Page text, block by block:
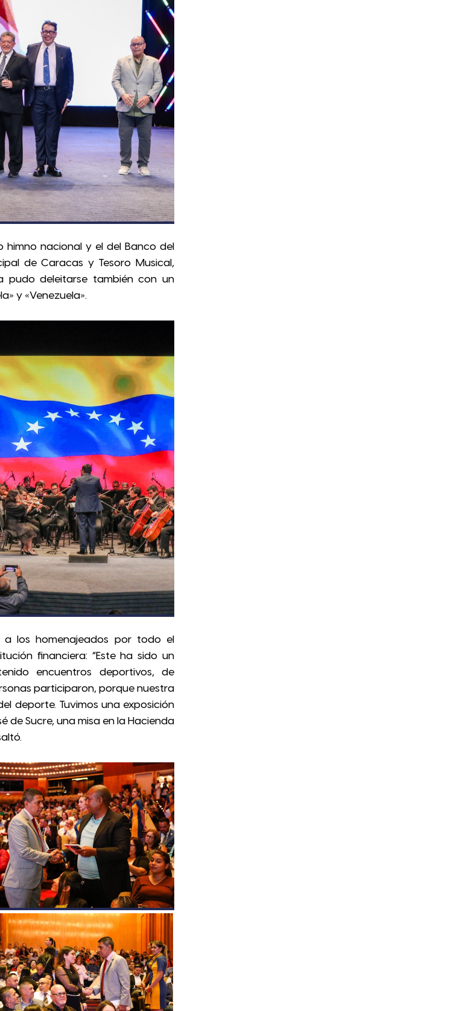
himno nacional y el del Banco del
de Caracas y Tesoro Musical,
pudo deleitarse también con un
y «Venezuela».
a los homenajeados por todo el
financiera: “Este ha sido un
encuentros deportivos, de
participaron, porque nuestra
deporte. Tuvimos una exposición
de Sucre, una misa en la Hacienda